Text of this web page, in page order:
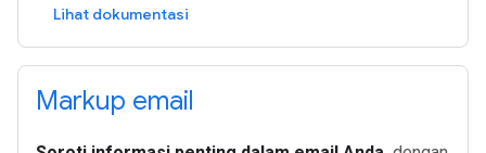
Lihat dokumentasi
Markup email